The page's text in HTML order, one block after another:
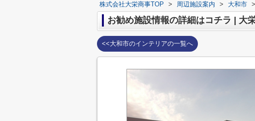
株式会社大栄商事TOP > 周辺施設案内 > 大和市 >
お勧め施設情報の詳細はコチラ | 大
<<大和市のインテリアの一覧へ